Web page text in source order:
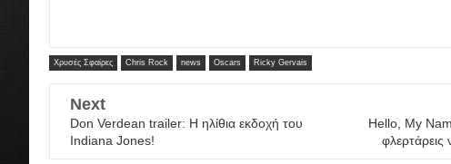
Χρυσές Σφαίρες Chris Rock news Oscars Ricky Gervais
Next
Don Verdean trailer: Η ηλίθια εκδοχή του
Indiana Jones!
Hello, My